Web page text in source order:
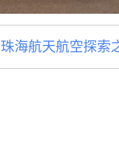
珠海航天航空探索